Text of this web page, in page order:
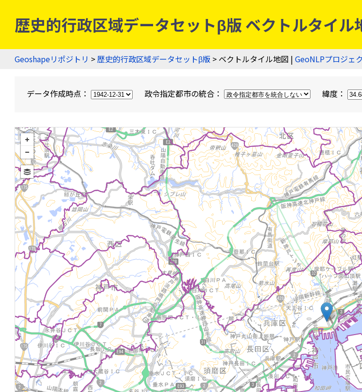
歴史的行政区域データセットβ版 ベクトルタイ
Geoshapeリポジトリ >歴史的行政区域データセットβ版 > ベクトルタイル地図 | GeoNLPプロジェ
データ作成時点： 政令指定都市の統合： 緯度：